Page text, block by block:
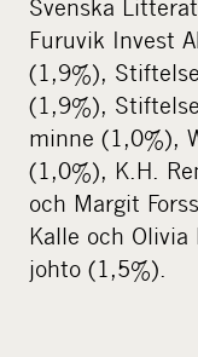
Svenska
Furuvik Invest
(1,9%),
(1,9%),
minne (1,0%),
(1,0%), K.H.
och Margit
Kalle och
johto (1,5%).